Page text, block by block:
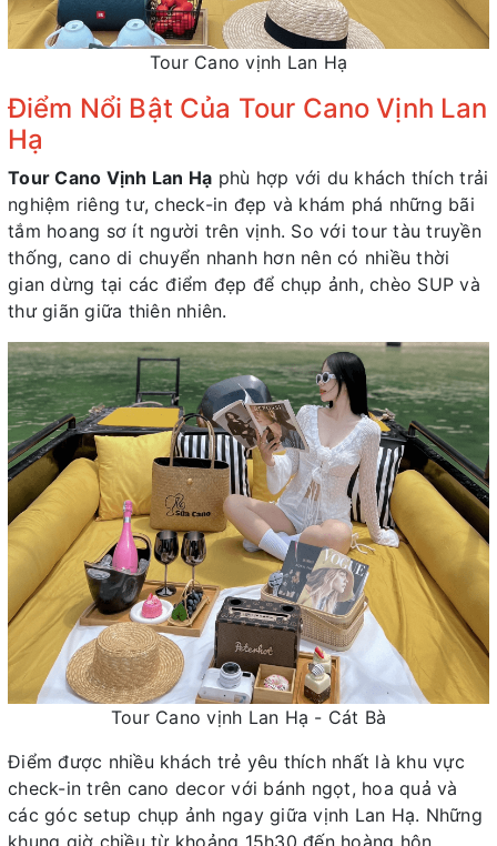
Tour Cano vịnh Lan Hạ
Điểm Nổi Bật Của Tour Cano Vịnh Lan
Hạ
Tour Cano Vịnh Lan Hạ phù hợp với du khách thích trải
nghiệm riêng tư, check-in đẹp và khám phá những bãi
tắm hoang sơ ít người trên vịnh. So với tour tàu truyền
thống, cano di chuyển nhanh hơn nên có nhiều thời
gian dừng tại các điểm đẹp để chụp ảnh, chèo SUP và
thư giãn giữa thiên nhiên.
Tour Cano vịnh Lan Hạ - Cát Bà
Điểm được nhiều khách trẻ yêu thích nhất là khu vực
check-in trên cano decor với bánh ngọt, hoa quả và
các góc setup chụp ảnh ngay giữa vịnh Lan Hạ. Những
khung giờ chiều từ khoảng 15h30 đến hoàng hôn